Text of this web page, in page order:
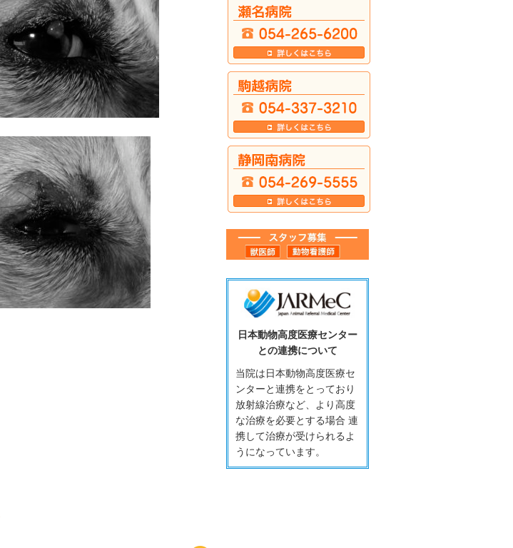
日本動物高度医療センター
との連携について
当院は日本動物高度医療セ
ンターと連携をとっており
放射線治療など、より高度
な治療を必要とする場合 連
携して治療が受けられるよ
うになっています。